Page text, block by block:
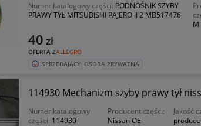
Numer katalogowy części: PODNOŚNIK SZYBY
PRAWY TYŁ MITSUBISHI PAJERO II 2 MB517476
OFERTA ZALLEGRO
40 zł
SPRZEDAJĄCY: OSOBA PRYWATNA
114930 Mechanizm szyby prawy tył
Numer katalogowy
części: 114930
Producent części:
Nissan OE
Jakość